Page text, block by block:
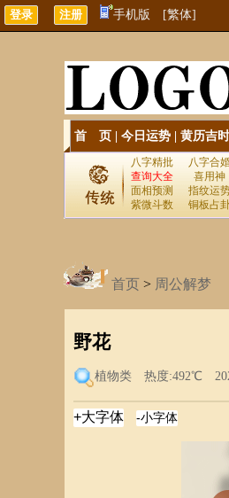
手机版 [繁体]
首 页 今日运势 黄历吉时
八字精批 八字合
查询大全
喜用神
面相预测
指纹运
紫微斗数
铜板占
首页 > 周公解梦
野花
植物类 热度:492℃